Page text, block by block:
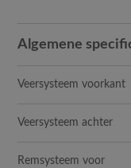
Algemene
Veersysteem voorkant
Veersysteem achter
Remsysteem voor